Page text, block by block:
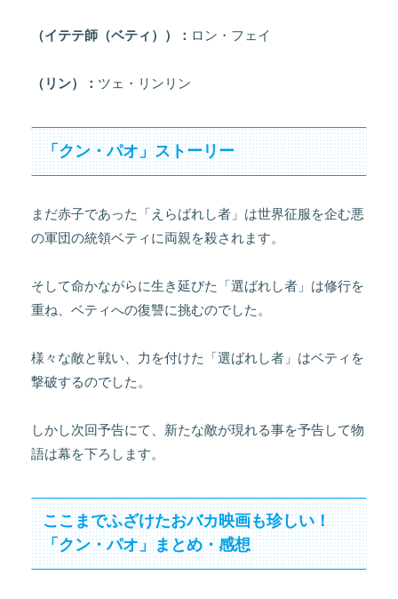
（イテテ師（ベティ））： ロン・フェイ
（リン）： ツェ・リンリン
「クン・パオ」ストーリー
まだ赤子であった「えらばれし者」は世界征服を企む悪
の軍団の統領ベティに両親を殺されます。
そして命かながらに生き延びた「選ばれし者」は修行を
重ね、ベティへの復讐に挑むのでした。
様々な敵と戦い、力を付けた「選ばれし者」はベティを
撃破するのでした。
しかし次回予告にて、新たな敵が現れる事を予告して物
語は幕を下ろします。
ここまでふざけたおバカ映画も珍しい！
「クン・パオ」まとめ・感想